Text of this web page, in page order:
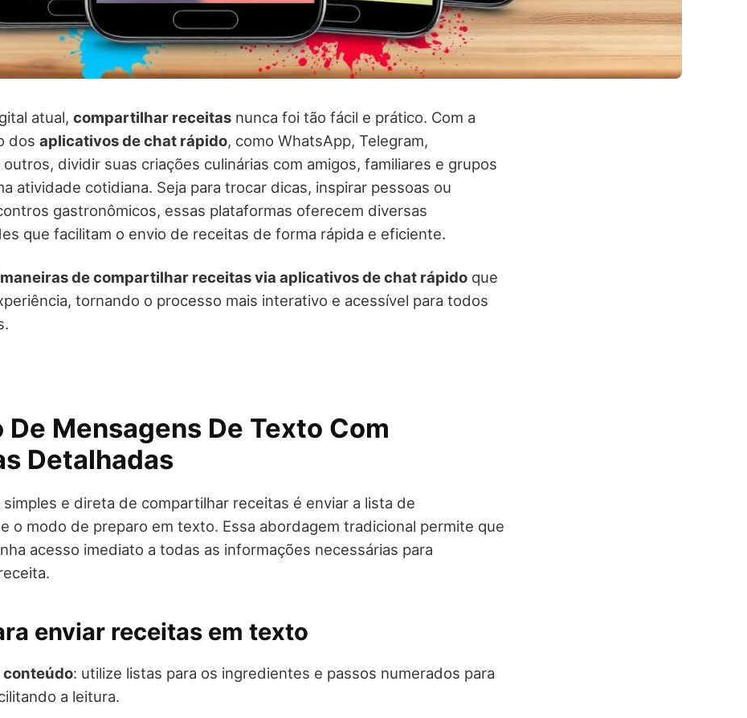
atual, compartilhar receitas nunca foi tão fácil e prático. Com a
dos aplicativos de chat rápido, como WhatsApp, Telegram,
dividir suas criações culinárias com amigos, familiares e grupos
atividade cotidiana. Seja para trocar dicas, inspirar pessoas ou
gastronômicos, essas plataformas oferecem diversas
que facilitam o envio de receitas de forma rápida e eficiente.
de compartilhar receitas via aplicativos de chat rápido que
tornando o processo mais interativo e acessível para todos
De Mensagens De Texto Com
Detalhadas
simples e direta de compartilhar receitas é enviar a lista de
o modo de preparo em texto. Essa abordagem tradicional permite que
acesso imediato a todas as informações necessárias para
enviar receitas em texto
conteúdo: utilize listas para os ingredientes e passos numerados para
a leitura.